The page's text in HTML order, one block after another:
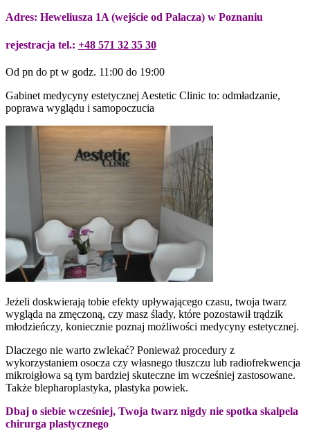
Adres: Heweliusza 1A (wejście od Palacza) w Poznaniu
rejestracja tel.: +48 571 32 35 30
Od pn do pt w godz. 11:00 do 19:00
Gabinet medycyny estetycznej Aestetic Clinic to: odmładzanie,
poprawa wyglądu i samopoczucia
Jeżeli doskwierają tobie efekty upływającego czasu, twoja twarz
wygląda na zmęczoną, czy masz ślady, które pozostawił trądzik
młodzieńczy, koniecznie poznaj możliwości medycyny estetycznej.
Dlaczego nie warto zwlekać? Ponieważ procedury z
wykorzystaniem osocza czy własnego tłuszczu lub radiofrekwencja
mikroigłowa są tym bardziej skuteczne im wcześniej zastosowane.
Także blepharoplastyka, plastyka powiek.
Dbaj o siebie wcześniej, Twoja twarz nigdy nie spotka skalpela
chirurga plastycznego